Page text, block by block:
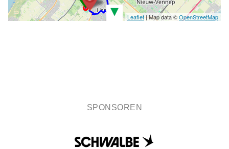
Leaflet| Map data ©OpenStreetMap
▾
SPONSOREN